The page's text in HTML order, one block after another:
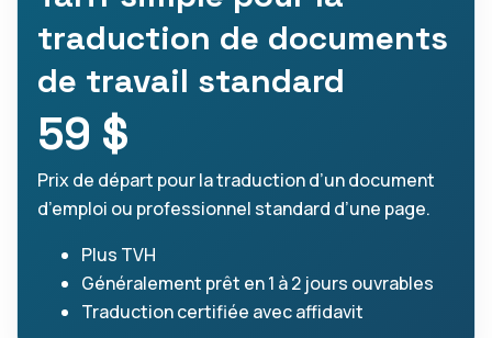
traduction de documents
de travail standard
59 $
Prix de départ pour la traduction d’un document
d’emploi ou professionnel standard d’une page.
Plus TVH
Généralement prêt en 1 à 2 jours ouvrables
Traduction certifiée avec affidavit